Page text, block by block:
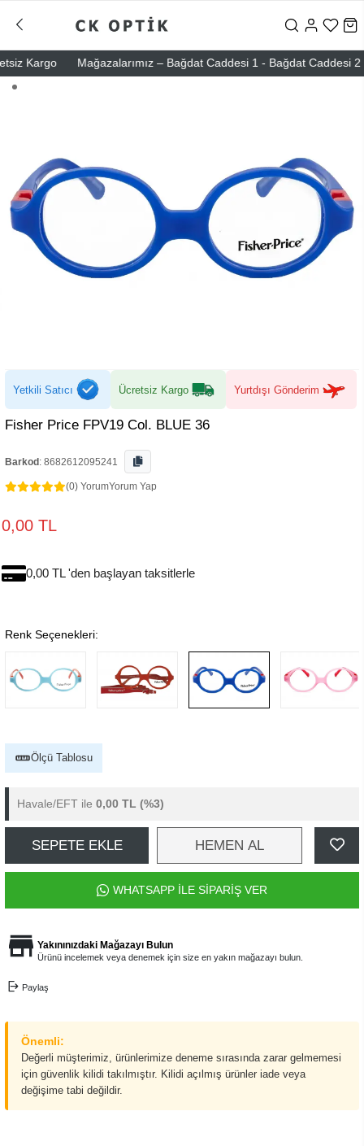
Kargo Mağazalarımız – Bağdat Caddesi 1 - Bağdat Caddesi 2 -
Yetkili Satıcı Ücretsiz Kargo Yurtdışı Gönderim
Fisher Price FPV19 Col. BLUE 36
Barkod : 8682612095241
(0) YorumYorum Yap
0,00 TL
0,00 TL 'den başlayan taksitlerle
Renk Seçenekleri:
Ölçü Tablosu
Havale/EFT ile 0,00 TL (%3)
SEPETE EKLE HEMEN AL
WHATSAPP İLE SİPARİŞ VER
Yakınınızdaki Mağazayı Bulun
Ürünü incelemek veya denemek için size en yakın mağazayı bulun.
Paylaş
Önemli:
Değerli müşterimiz, ürünlerimize deneme sırasında zarar gelmemesi
için güvenlik kilidi takılmıştır. Kilidi açılmış ürünler iade veya
değişime tabi değildir.